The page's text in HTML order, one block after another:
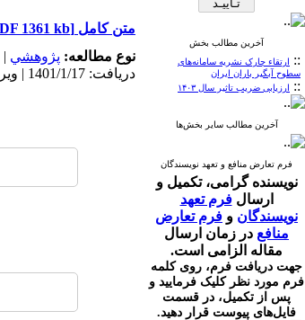
آخرین مطالب بخش
:: ارتقاء چارک نشریه سامانه‌های
سطوح آبگیر باران ایران
:: ارزیابی ضریب تاثیر سال ۱۴۰۳
آخرین مطالب سایر بخش‌ها
فرم تعارض منافع و تعهد نویسندگان
نویسنده گرامی، تکمیل و
ارسالفرم تعهد
نویسندگان و فرم تعارض
منافع در زمان ارسال
مقاله الزامی است.
جهت دریافت فرم، روی کلمه
فرم مورد نظر کلیک فرمایید و
پس از تکمیل، در قسمت
فایل‌های پیوست قرار دهید.
متن کامل [PDF 1361 kb]
نوع مطالعه: پژوهشي |
دریافت: 1401/1/17 | ویرایش نهایی: 1402/3/13 | پذیرش: 1401/5/22 | انتشار الکترونیک: 1401/7/26